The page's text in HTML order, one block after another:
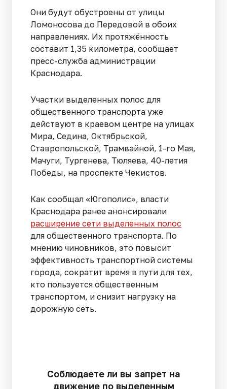
Они будут обустроены от улицы
Ломоносова до Передовой в обоих
направлениях. Их протяжённость
составит 1,35 километра, сообщает
пресс-служба администрации
Краснодара.
Участки выделенных полос для
общественного транспорта уже
действуют в краевом центре на улицах
Мира, Седина, Октябрьской,
Ставропольской, Трамвайной, 1-го Мая,
Мачуги, Тургенева, Тюляева, 40-летия
Победы, на проспекте Чекистов.
Как сообщал «Югополис», власти
Краснодара ранее анонсировали
расширение сети выделенных полос
для общественного транспорта. По
мнению чиновников, это повысит
эффективность транспортной системы
города, сократит время в пути для тех,
кто пользуется общественным
транспортом, и снизит нагрузку на
дорожную сеть.
Соблюдаете ли вы запрет на
движение по выделенным